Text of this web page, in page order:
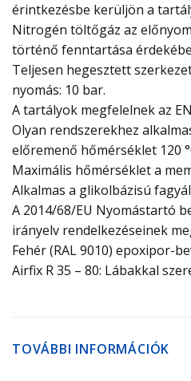
érintkezésbe kerüljön a
Nitrogén töltőgáz az
történő fenntartása
Teljesen hegesztett
nyomás: 10 bar.
A tartályok megfelelnek az
Olyan rendszerekhez
előremenő hőmérséklet 120
Maximális hőmérséklet a
Alkalmas a glikolbázisú
A 2014/68/EU Nyomástartó
irányelv rendelkezéseinek
Fehér (RAL 9010) epoxipor-
Airfix R 35 – 80: Lábakkal
TOVÁBBI INFORMÁCIÓK